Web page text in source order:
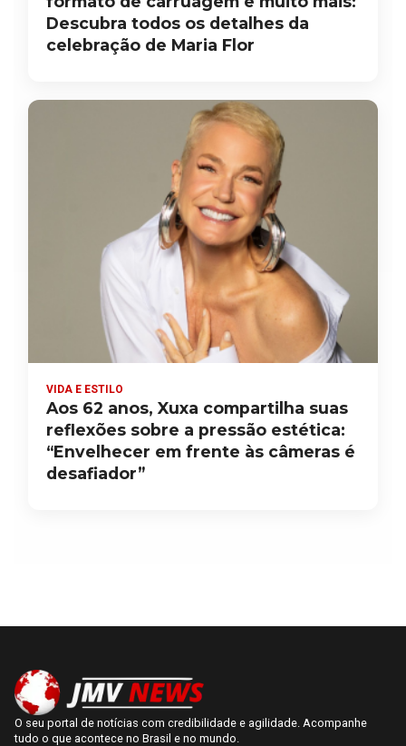
Descubra todos os detalhes da
celebração de Maria Flor
VIDA E ESTILO
Aos 62 anos, Xuxa compartilha suas
reflexões sobre a pressão estética:
“Envelhecer em frente às câmeras é
desafiador”
O seu portal de notícias com credibilidade e agilidade. Acompanhe
tudo o que acontece no Brasil e no mundo.